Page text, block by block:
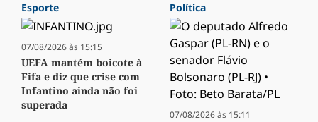
Esporte
07/08/2026 às 15:15
UEFA mantém boicote à
Fifa e diz que crise com
Infantino ainda não foi
superada
Política
07/08/2026 às 15:11